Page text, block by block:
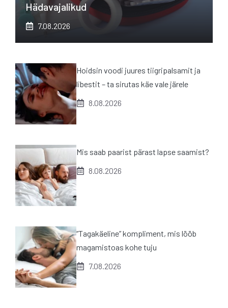
Hädavajalikud
7.08.2026
Hoidsin voodi juures tiigripalsamit ja
libestit – ta sirutas käe vale järele
8.08.2026
Mis saab paarist pärast lapse saamist?
8.08.2026
“Tagakäeline” kompliment, mis lööb
magamistoas kohe tuju
7.08.2026